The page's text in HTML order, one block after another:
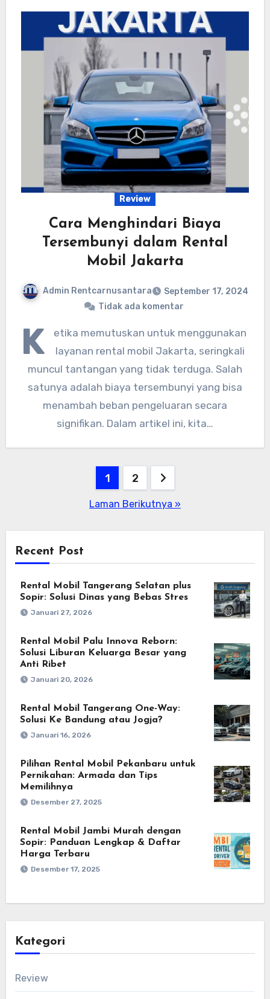
Review
Cara Menghindari Biaya
Tersembunyi dalam Rental
Mobil Jakarta
Admin Rentcarnusantara
September 17, 2024
Tidak ada komentar
K
etika memutuskan untuk menggunakan
layanan rental mobil Jakarta, seringkali
muncul tantangan yang tidak terduga. Salah
satunya adalah biaya tersembunyi yang bisa
menambah beban pengeluaran secara
signifikan. Dalam artikel ini, kita…
1 2
Laman Berikutnya »
Recent Post
Rental Mobil Tangerang Selatan plus
Sopir: Solusi Dinas yang Bebas Stres
Januari 27, 2026
Rental Mobil Palu Innova Reborn:
Solusi Liburan Keluarga Besar yang
Anti Ribet
Januari 20, 2026
Rental Mobil Tangerang One-Way:
Solusi Ke Bandung atau Jogja?
Januari 16, 2026
Pilihan Rental Mobil Pekanbaru untuk
Pernikahan: Armada dan Tips
Memilihnya
Desember 27, 2025
Rental Mobil Jambi Murah dengan
Sopir: Panduan Lengkap & Daftar
Harga Terbaru
Desember 17, 2025
Kategori
Review